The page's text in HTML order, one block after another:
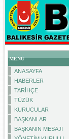
MENÜ
ANASAYFA
HABERLER
TARİHÇE
TÜZÜK
KURUCULAR
BAŞKANLAR
BAŞKANIN MESAJI